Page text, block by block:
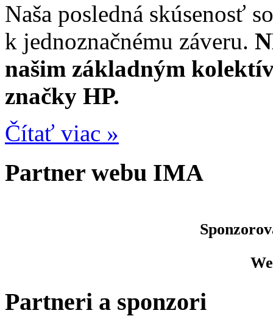
Naša posledná skúsenosť
k jednoznačnému záveru.
našim základným
značky HP.
Čítať viac »
Partner webu IMA
Partneri a sponzori